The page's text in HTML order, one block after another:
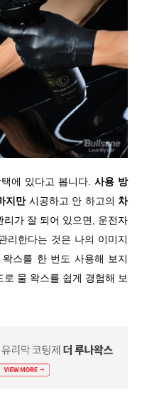
에 있다고 봅니다. 사용 방
지만시공하고 안 하고의 차
리가 잘 되어 있으면, 운전자
리한다는 것은 나의 이미지
스를 한 번도 사용해 보지
물 왁스를 쉽게 경험해 보